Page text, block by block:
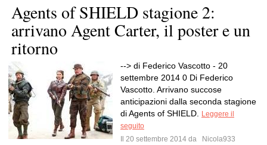
Agents of SHIELD stagione 2:
arrivano Agent Carter, il poster e un
ritorno
--> di Federico Vascotto - 20
settembre 2014 0 Di Federico
Vascotto. Arrivano succose
anticipazioni dalla seconda stagione
di Agents of SHIELD.
Leggere il
seguito
Il 20 settembre 2014 da
Nicola933